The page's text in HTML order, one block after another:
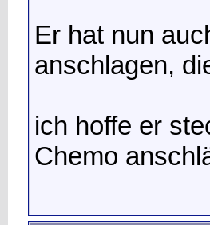
Er hat nun
anschlagen,
ich hoffe er
Chemo